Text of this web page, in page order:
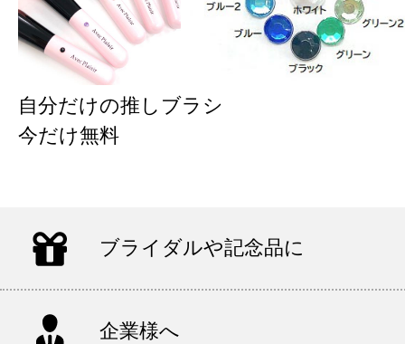
自分だけの推しブラシ
今だけ無料
ブライダルや記念品に
企業様へ